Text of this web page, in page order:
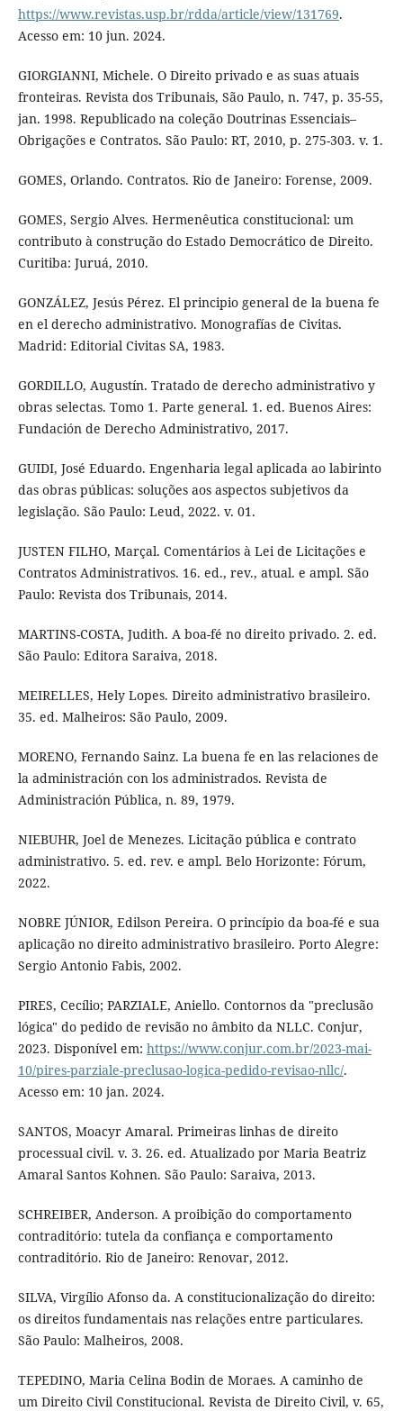
https://www.revistas.usp.br/rdda/article/view/131769.
Acesso em: 10 jun. 2024.
GIORGIANNI, Michele. O Direito privado e as suas atuais
fronteiras. Revista dos Tribunais, São Paulo, n. 747, p. 35-55,
jan. 1998. Republicado na coleção Doutrinas Essenciais–
Obrigações e Contratos. São Paulo: RT, 2010, p. 275-303. v. 1.
GOMES, Orlando. Contratos. Rio de Janeiro: Forense, 2009.
GOMES, Sergio Alves. Hermenêutica constitucional: um
contributo à construção do Estado Democrático de Direito.
Curitiba: Juruá, 2010.
GONZÁLEZ, Jesús Pérez. El principio general de la buena fe
en el derecho administrativo. Monografías de Civitas.
Madrid: Editorial Civitas SA, 1983.
GORDILLO, Augustín. Tratado de derecho administrativo y
obras selectas. Tomo 1. Parte general. 1. ed. Buenos Aires:
Fundación de Derecho Administrativo, 2017.
GUIDI, José Eduardo. Engenharia legal aplicada ao labirinto
das obras públicas: soluções aos aspectos subjetivos da
legislação. São Paulo: Leud, 2022. v. 01.
JUSTEN FILHO, Marçal. Comentários à Lei de Licitações e
Contratos Administrativos. 16. ed., rev., atual. e ampl. São
Paulo: Revista dos Tribunais, 2014.
MARTINS-COSTA, Judith. A boa-fé no direito privado. 2. ed.
São Paulo: Editora Saraiva, 2018.
MEIRELLES, Hely Lopes. Direito administrativo brasileiro.
35. ed. Malheiros: São Paulo, 2009.
MORENO, Fernando Sainz. La buena fe en las relaciones de
la administración con los administrados. Revista de
Administración Pública, n. 89, 1979.
NIEBUHR, Joel de Menezes. Licitação pública e contrato
administrativo. 5. ed. rev. e ampl. Belo Horizonte: Fórum,
2022.
NOBRE JÚNIOR, Edilson Pereira. O princípio da boa-fé e sua
aplicação no direito administrativo brasileiro. Porto Alegre:
Sergio Antonio Fabis, 2002.
PIRES, Cecílio; PARZIALE, Aniello. Contornos da "preclusão
lógica" do pedido de revisão no âmbito da NLLC. Conjur,
2023. Disponível em: https://www.conjur.com.br/2023-mai-
10/pires-parziale-preclusao-logica-pedido-revisao-nllc/.
Acesso em: 10 jan. 2024.
SANTOS, Moacyr Amaral. Primeiras linhas de direito
processual civil. v. 3. 26. ed. Atualizado por Maria Beatriz
Amaral Santos Kohnen. São Paulo: Saraiva, 2013.
SCHREIBER, Anderson. A proibição do comportamento
contraditório: tutela da confiança e comportamento
contraditório. Rio de Janeiro: Renovar, 2012.
SILVA, Virgílio Afonso da. A constitucionalização do direito:
os direitos fundamentais nas relações entre particulares.
São Paulo: Malheiros, 2008.
TEPEDINO, Maria Celina Bodin de Moraes. A caminho de
um Direito Civil Constitucional. Revista de Direito Civil, v. 65,